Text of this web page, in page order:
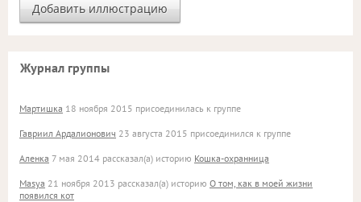
Журнал группы
Мартишка 18 ноября 2015 присоединилась к группе
Гавриил Ардалионович 23 августа 2015 присоединился к группе
Аленка 7 мая 2014 рассказал(а) историю Кошка-охранница
Masya 21 ноября 2013 рассказал(а) историю О том, как в моей жизни
появился кот